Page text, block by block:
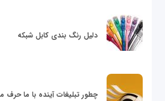
دلیل رنگ بندی کابل شبکه
چطور تبلیغات آینده با ما حرف